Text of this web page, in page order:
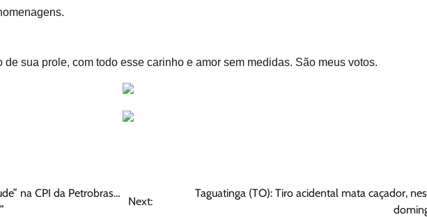
sua prole, com todo esse carinho e amor sem medidas. São meus votos.
na CPI da Petrobras…
Next:
Taguatinga (TO): Tiro acidental mata caçador,